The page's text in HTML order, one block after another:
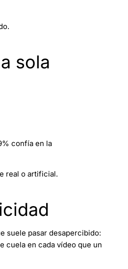
sola
confía en la
real o artificial.
suele pasar desapercibido:
cuela en cada vídeo que un